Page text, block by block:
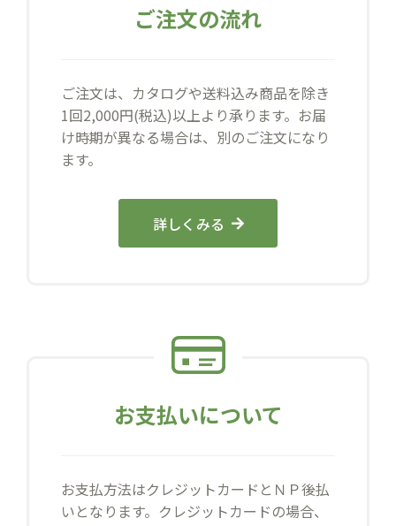
ご注文の流れ
ご注文は、カタログや送料込み商品を除き
1回2,000円(税込)以上より承ります。お届
け時期が異なる場合は、別のご注文になり
ます。
詳しくみる
お支払いについて
お支払方法はクレジットカードとＮＰ後払
いとなります。クレジットカードの場合、